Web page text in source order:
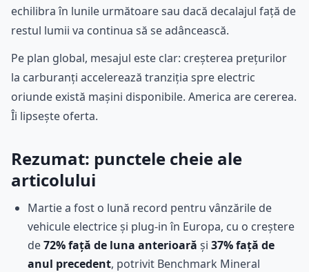
echilibra în lunile următoare sau dacă decalajul față de
restul lumii va continua să se adâncească.
Pe plan global, mesajul este clar: creșterea prețurilor
la carburanți accelerează tranziția spre electric
oriunde există mașini disponibile. America are cererea.
Îi lipsește oferta.
Rezumat: punctele cheie ale
articolului
Martie a fost o lună record pentru vânzările de
vehicule electrice și plug-in în Europa, cu o creștere
de72% față de luna anterioară și 37% față de
anul precedent, potrivit Benchmark Mineral